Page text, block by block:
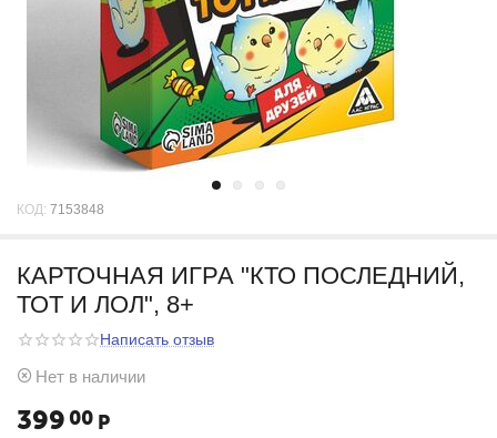
КОД: 7153848
КАРТОЧНАЯ ИГРА "КТО ПОСЛЕДНИЙ,
ТОТ И ЛОЛ", 8+
Написать отзыв
Нет в наличии
399 00 Р